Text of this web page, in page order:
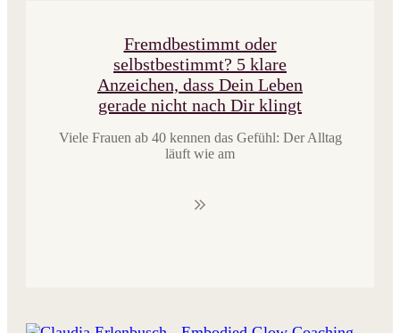
Fremdbestimmt oder
selbstbestimmt? 5 klare
Anzeichen, dass Dein Leben
gerade nicht nach Dir klingt
Viele Frauen ab 40 kennen das Gefühl: Der Alltag
läuft wie am